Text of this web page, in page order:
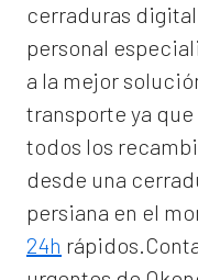
cerraduras
personal
a la mejor
transporte ya
todos los
desde una
persiana en el
24h